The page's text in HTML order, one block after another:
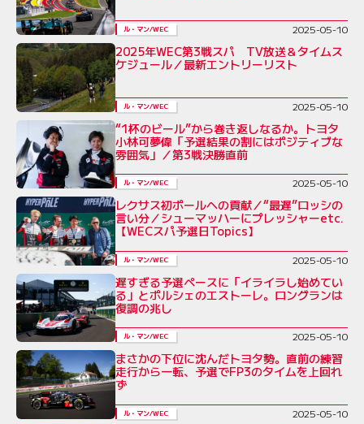
ル・マン/WEC 2025-05-10
2025年WEC第3戦スパ TV放送＆タイムス
ケジュール／最新エントリーリスト
ル・マン/WEC 2025-05-10
“1杯のビール”から巻き返しなるか。トヨタ
小林可夢偉「予選結果の割にはポジティブな
雰囲気」／第3戦決勝直前
ル・マン/WEC 2025-05-10
レクサス初ポールへの貢献／“最遅”ロッシの
言い分／シューマッハーにプレッシャーetc.
【WECスパ予選日Topics】
ル・マン/WEC 2025-05-10
遅すぎる予選ペースに「イライラし始めてい
る」とポルシェのエストーレ。ロングランは
復調の兆し
ル・マン/WEC 2025-05-10
まさかの下位に沈んだトヨタ勢。直前の練習
走行から一転、予選でFP3のタイムを上回れ
ず
ル・マン/WEC 2025-05-10